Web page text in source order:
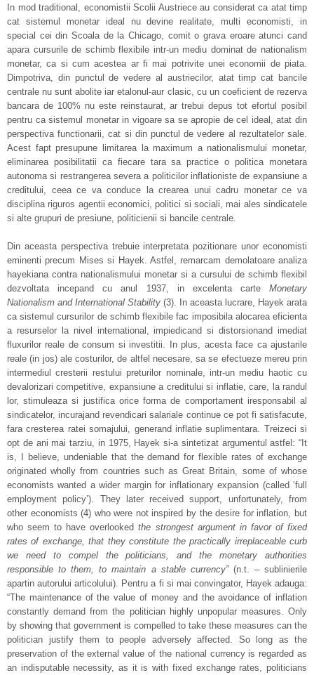
In mod traditional, economistii Scolii Austriece au considerat ca atat timp
cat sistemul monetar ideal nu devine realitate, multi economisti, in
special cei din Scoala de la Chicago, comit o grava eroare atunci cand
apara cursurile de schimb flexibile intr-un mediu dominat de nationalism
monetar, ca si cum acestea ar fi mai potrivite unei economii de piata.
Dimpotriva, din punctul de vedere al austriecilor, atat timp cat bancile
centrale nu sunt abolite iar etalonul-aur clasic, cu un coeficient de rezerva
bancara de 100% nu este reinstaurat, ar trebui depus tot efortul posibil
pentru ca sistemul monetar in vigoare sa se apropie de cel ideal, atat din
perspectiva functionarii, cat si din punctul de vedere al rezultatelor sale.
Acest fapt presupune limitarea la maximum a nationalismului monetar,
eliminarea posibilitatii ca fiecare tara sa practice o politica monetara
autonoma si restrangerea severa a politicilor inflationiste de expansiune a
creditului, ceea ce va conduce la crearea unui cadru monetar ce va
disciplina riguros agentii economici, politici si sociali, mai ales sindicatele
si alte grupuri de presiune, politicienii si bancile centrale.
Din aceasta perspectiva trebuie interpretata pozitionare unor economisti
eminenti precum Mises si Hayek. Astfel, remarcam demolatoare analiza
hayekiana contra nationalismului monetar si a cursului de schimb flexibil
dezvoltata incepand cu anul 1937, in excelenta carte Monetary
Nationalism and International Stability (3). In aceasta lucrare, Hayek arata
ca sistemul cursurilor de schimb flexibile fac imposibila alocarea eficienta
a resurselor la nivel international, impiedicand si distorsionand imediat
fluxurilor reale de consum si investitii. In plus, acesta face ca ajustarile
reale (in jos) ale costurilor, de altfel necesare, sa se efectueze mereu prin
intermediul cresterii restului preturilor nominale, intr-un mediu haotic cu
devalorizari competitive, expansiune a creditului si inflatie, care, la randul
lor, stimuleaza si justifica orice forma de comportament iresponsabil al
sindicatelor, incurajand revendicari salariale continue ce pot fi satisfacute,
fara cresterea ratei somajului, generand inflatie suplimentara. Treizeci si
opt de ani mai tarziu, in 1975, Hayek si-a sintetizat argumentul astfel: “It
is, I believe, undeniable that the demand for flexible rates of exchange
originated wholly from countries such as Great Britain, some of whose
economists wanted a wider margin for inflationary expansion (called ‘full
employment policy’). They later received support, unfortunately, from
other economists (4) who were not inspired by the desire for inflation, but
who seem to have overlookedthe strongest argument in favor of fixed
rates of exchange, that they constitute the practically irreplaceable curb
we need to compel the politicians, and the monetary authorities
responsible to them, to maintain a stable currency”(n.t. – sublinierile
apartin autorului articolului). Pentru a fi si mai convingator, Hayek adauga:
“The maintenance of the value of money and the avoidance of inflation
constantly demand from the politician highly unpopular measures. Only
by showing that government is compelled to take these measures can the
politician justify them to people adversely affected. So long as the
preservation of the external value of the national currency is regarded as
an indisputable necessity, as it is with fixed exchange rates, politicians